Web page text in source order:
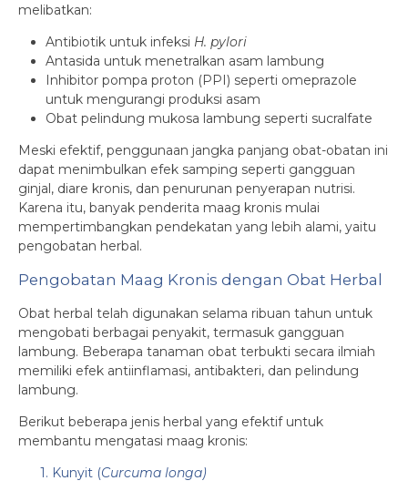
melibatkan:
Antibiotik untuk infeksi H. pylori
Antasida untuk menetralkan asam lambung
Inhibitor pompa proton (PPI) seperti omeprazole
untuk mengurangi produksi asam
Obat pelindung mukosa lambung seperti sucralfate
Meski efektif, penggunaan jangka panjang obat-obatan ini
dapat menimbulkan efek samping seperti gangguan
ginjal, diare kronis, dan penurunan penyerapan nutrisi.
Karena itu, banyak penderita maag kronis mulai
mempertimbangkan pendekatan yang lebih alami, yaitu
pengobatan herbal.
Pengobatan Maag Kronis dengan Obat Herbal
Obat herbal telah digunakan selama ribuan tahun untuk
mengobati berbagai penyakit, termasuk gangguan
lambung. Beberapa tanaman obat terbukti secara ilmiah
memiliki efek antiinflamasi, antibakteri, dan pelindung
lambung.
Berikut beberapa jenis herbal yang efektif untuk
membantu mengatasi maag kronis:
1. Kunyit (Curcuma longa)